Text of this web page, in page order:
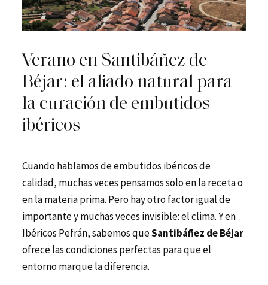
Verano en Santibáñez de
Béjar: el aliado natural para
la curación de embutidos
ibéricos
Cuando hablamos de embutidos ibéricos de
calidad, muchas veces pensamos solo en la receta o
en la materia prima. Pero hay otro factor igual de
importante y muchas veces invisible: el clima. Y en
Ibéricos Pefrán, sabemos queSantibáñez de Béjar
ofrece las condiciones perfectas para que el
entorno marque la diferencia.